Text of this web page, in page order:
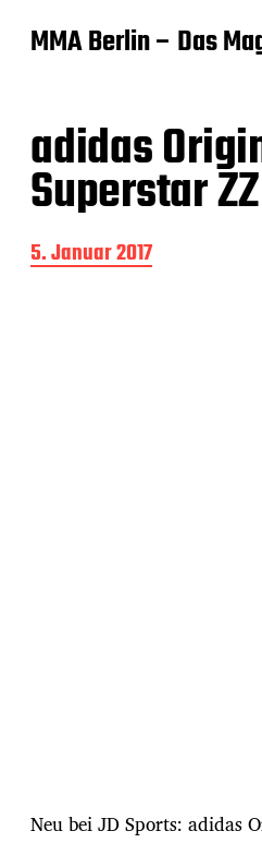
MMA Berlin – Das
adidas
Superstar ZZ
B
e
5. Januar 2017
Neu bei JD Sports: adidas